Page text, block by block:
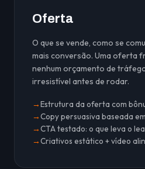
Oferta
O que se vende, como se
mais conversão. Uma oferta
nenhum orçamento de
irresistível antes de rodar.
Estrutura da oferta com
Copy persuasiva baseada
CTA testado: o que leva o
Criativos estático + vídeo